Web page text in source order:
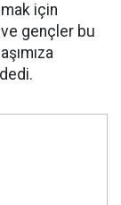
için
ve gençler bu